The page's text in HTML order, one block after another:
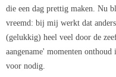
die een dag prettig maken. Nu
vreemd: bij mij werkt dat
(gelukkig) heel veel door de
aangename' momenten
voor nodig.